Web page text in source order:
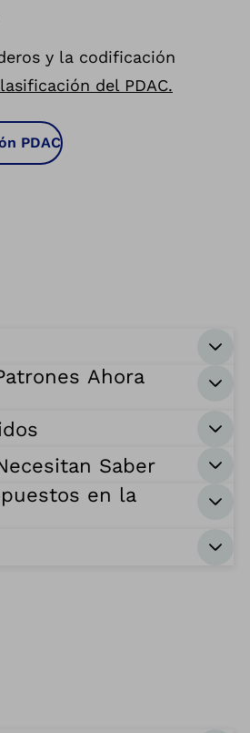
y la codificación
del PDAC.
PDAC
Ahora
Saber
en la